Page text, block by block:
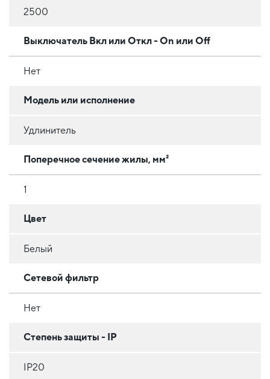
2500
Выключатель Вкл или Откл - On или Off
Нет
Модель или исполнение
Удлинитель
Поперечное сечение жилы, мм²
1
Цвет
Белый
Сетевой фильтр
Нет
Степень защиты - IP
IP20